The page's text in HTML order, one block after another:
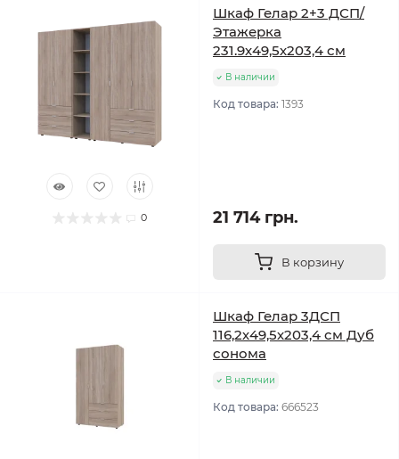
0
Шкаф Гелар 2+3 ДСП/
Этажерка
231.9х49,5х203,4 см
В наличии
Код товара: 1393
21 714 грн.
В корзину
Шкаф Гелар 3ДСП
116,2х49,5х203,4 см Дуб
сонома
В наличии
Код товара: 666523